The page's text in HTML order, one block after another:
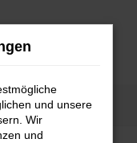
und unsere
Wir
und